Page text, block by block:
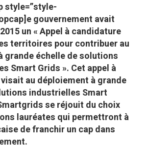
style=”style-
gouvernement avait
un « Appel à candidature
territoires pour contribuer au
grande échelle de solutions
Smart Grids ». Cet appel à
au déploiement à grande
industrielles Smart
se réjouit du choix
lauréates qui permettront à
de franchir un cap dans